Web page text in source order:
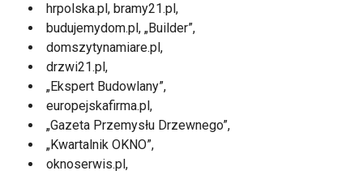
hrpolska.pl, bramy21.pl,
budujemydom.pl, „Builder”,
domszytynamiare.pl,
drzwi21.pl,
„Ekspert Budowlany”,
europejskafirma.pl,
„Gazeta Przemysłu Drzewnego”,
„Kwartalnik OKNO”,
oknoserwis.pl,